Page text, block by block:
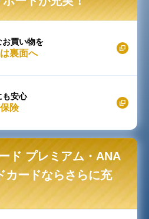
お買い物を
裏面へ
も安心
険
ド プレミアム・ANA
カードならさらに充